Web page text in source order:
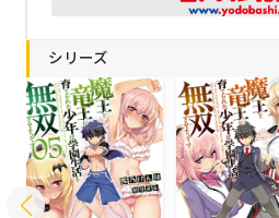
シリーズ